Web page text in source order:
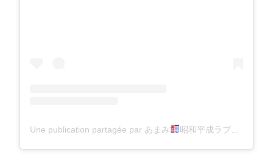
Une publication partagée par あまみ 昭和平成ラブホテル探訪 (@showa_loveho)